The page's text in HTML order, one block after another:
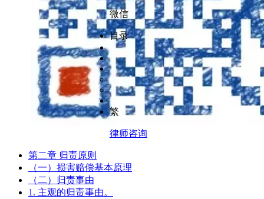
微信
目录
繁
律师咨询
第二章 归责原则
（一）损害赔偿基本原理
（二）归责事由
1. 主观的归责事由。